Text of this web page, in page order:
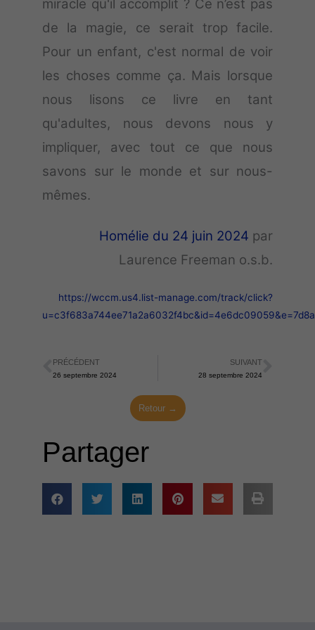
miracle qu'il accomplit ? Ce n’est pas
de la magie, ce serait trop facile.
Pour un enfant, c'est normal de voir
les choses comme ça. Mais lorsque
nous lisons ce livre en tant
qu'adultes, nous devons nous y
impliquer, avec tout ce que nous
savons sur le monde et sur nous-
mêmes.
Homélie du 24 juin 2024 par
Laurence Freeman o.s.b.
https://wccm.us4.list-manage.com/track/click?
Précédent
PRÉCÉDENT
26 septembre 2024
SUIVANT
28 septembre 2024
Retour →
Partager